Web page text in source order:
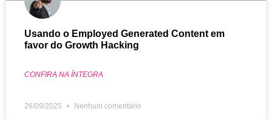
Usando o Employed Generated Content em
favor do Growth Hacking
CONFIRA NA ÍNTEGRA
26/09/2025 Nenhum comentário